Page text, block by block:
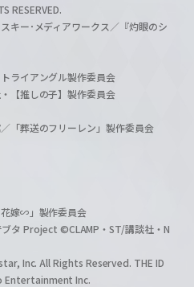
RESERVED.
キー･メディアワークス／『灼眼のシ
ライアングル製作委員会
【推しの子】製作委員会
「葬送のフリーレン」製作委員会
嫁∽」製作委員会
タ Project ©CLAMP・ST/講談社・N
Inc. All Rights Reserved. THE ID
Entertainment Inc.